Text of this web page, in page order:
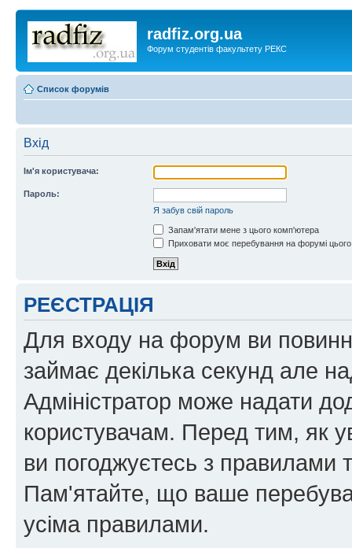
radfiz.org.ua
Форум студентів факультету РЕКС
Список форумів
Вхід
Ім'я користувача:
Пароль:
Я забув свій пароль
Запам'ятати мене з цього комп'ютера
Приховати моє перебування на форумі
РЕЄСТРАЦІЯ
Для входу на форум ви
займає декілька секунд але
Адміністратор може надати
користувачам. Перед тим, як
ви погоджуєтесь з правилами
Пам'ятайте, що ваше
усіма правилами.